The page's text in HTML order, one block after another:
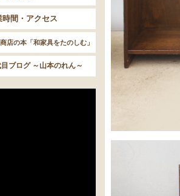
時間・アクセス
店の本「和家具をたのしむ」
ブログ ～山本のれん～